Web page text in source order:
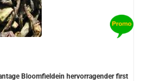
Bloomfieldein hervorragender first